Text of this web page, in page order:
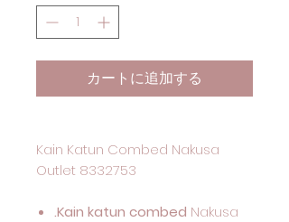
カートに追加する
Kain Katun Combed Nakusa
Outlet 8332753
.Kain katun combed Nakusa